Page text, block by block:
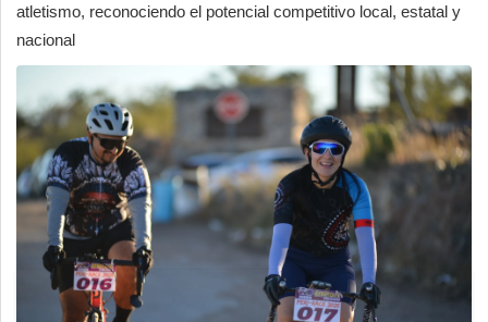
atletismo, reconociendo el potencial competitivo local, estatal y
nacional